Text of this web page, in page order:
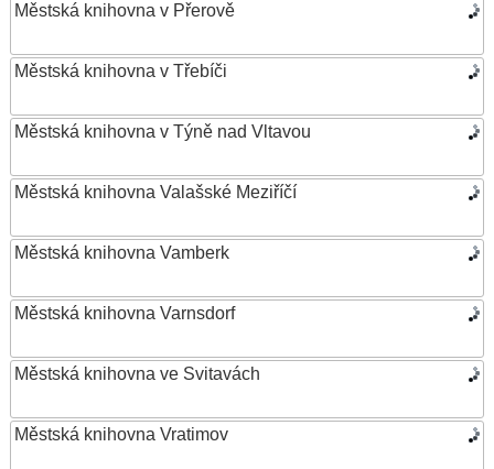
Městská knihovna v Přerově
Městská knihovna v Třebíči
Městská knihovna v Týně nad Vltavou
Městská knihovna Valašské Meziříčí
Městská knihovna Vamberk
Městská knihovna Varnsdorf
Městská knihovna ve Svitavách
Městská knihovna Vratimov